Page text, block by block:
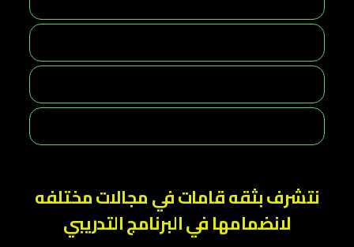
نتشرف بثقه قامات في مجالات مختلفه
لانضمامها في البرنامج التدريبي